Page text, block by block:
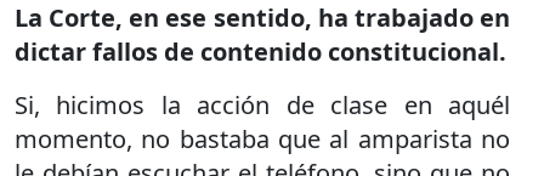
La Corte, en ese sentido, ha trabajado en
dictar fallos de contenido constitucional.
Si, hicimos la acción de clase en aquél
momento, no bastaba que al amparista no